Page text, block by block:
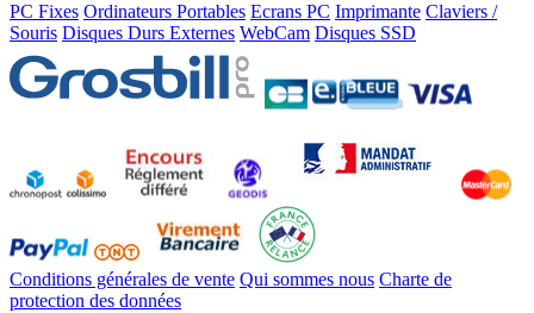
PC Fixes Ordinateurs Portables Ecrans PC Imprimante Claviers /
Souris Disques Durs Externes WebCam Disques SSD
Conditions générales de vente Qui sommes nous Charte de
protection des données